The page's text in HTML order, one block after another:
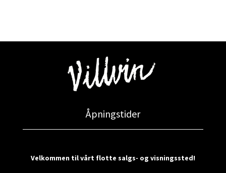
Åpningstider
Velkommen til vårt flotte salgs- og visningssted!